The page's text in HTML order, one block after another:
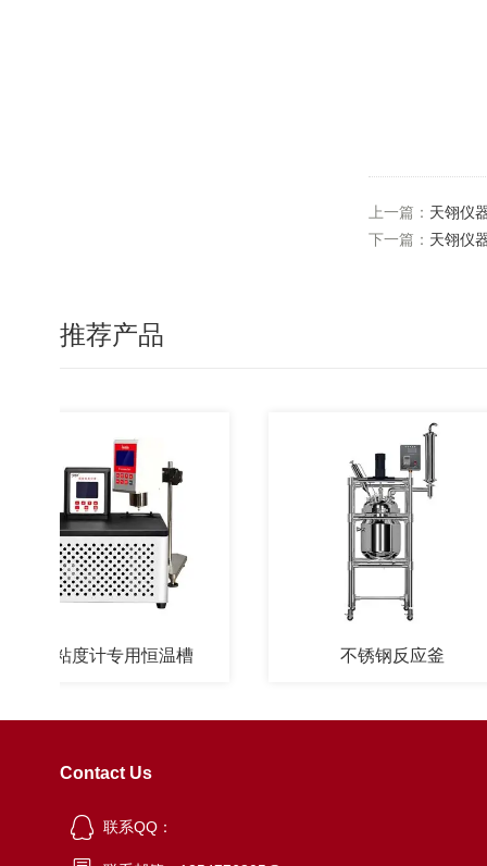
上一篇： 天翎仪
下一篇： 天翎仪
推荐产品
粘度计专用恒温槽 不锈钢反应釜
Contact Us
联系QQ：